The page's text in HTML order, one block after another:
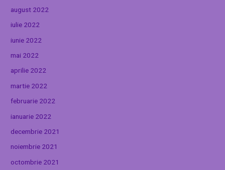
august 2022
iulie 2022
iunie 2022
mai 2022
aprilie 2022
martie 2022
februarie 2022
ianuarie 2022
decembrie 2021
noiembrie 2021
octombrie 2021